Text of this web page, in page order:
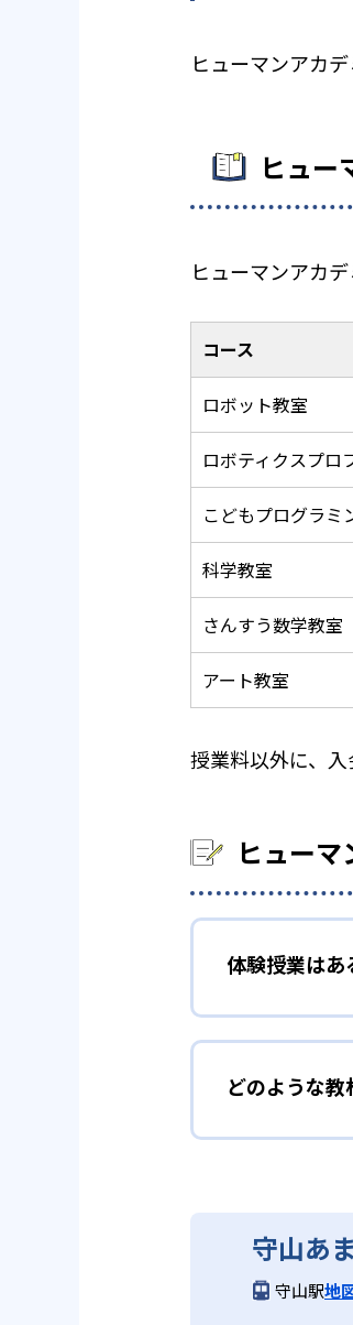
ヒューマンアカ
ヒュー
ヒューマンアカ
コース
ロボット教室
ロボティクスプロ
こどもプログラミ
科学教室
さんすう数学教室
アート教室
授業料以外に、入
ヒュー
体験授業はあ
どのような教
守山あ
守山駅地